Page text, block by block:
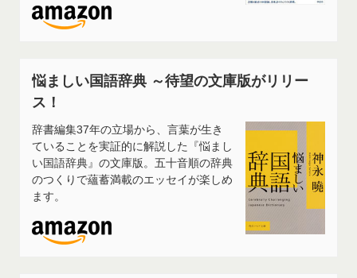
悩ましい国語辞典 ～待望の文庫版がリリー
ス！
辞書編集37年の立場から、言葉が生き
ていることを実証的に解説した『悩まし
い国語辞典』の文庫版。五十音順の辞典
のつくりで蘊蓄満載のエッセイが楽しめ
ます。